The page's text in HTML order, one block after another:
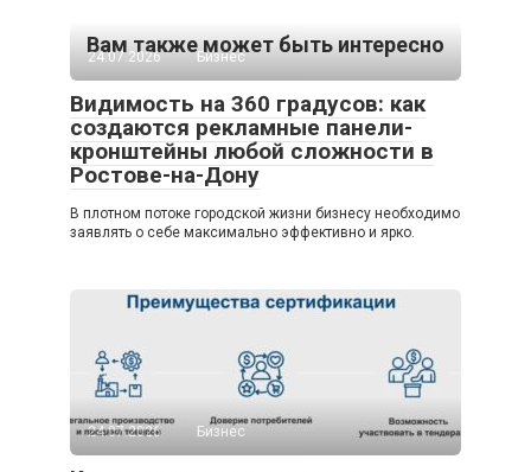
Вам также может быть интересно
24.07.2026 Бизнес
Видимость на 360 градусов: как
создаются рекламные панели-
кронштейны любой сложности в
Ростове-на-Дону
В плотном потоке городской жизни бизнесу необходимо
заявлять о себе максимально эффективно и ярко.
24.07.2026 Бизнес